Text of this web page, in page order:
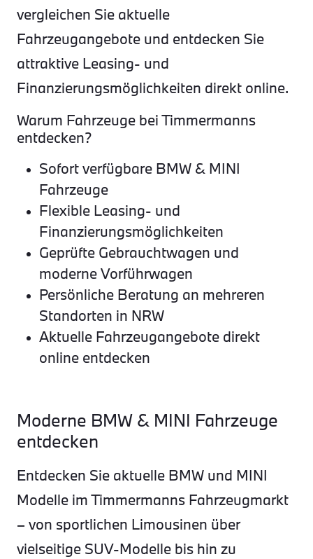
vergleichen Sie aktuelle
Fahrzeugangebote und entdecken Sie
attraktive Leasing- und
Finanzierungsmöglichkeiten direkt online.
Warum Fahrzeuge bei Timmermanns
entdecken?
Sofort verfügbare BMW & MINI
Fahrzeuge
Flexible Leasing- und
Finanzierungsmöglichkeiten
Geprüfte Gebrauchtwagen und
moderne Vorführwagen
Persönliche Beratung an mehreren
Standorten in NRW
Aktuelle Fahrzeugangebote direkt
online entdecken
Moderne BMW & MINI Fahrzeuge
entdecken
Entdecken Sie aktuelle BMW und MINI
Modelle im Timmermanns Fahrzeugmarkt
– von sportlichen Limousinen über
vielseitige SUV-Modelle bis hin zu